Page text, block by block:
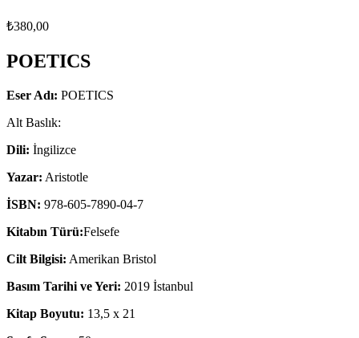
₺380,00
POETICS
Eser Adı: POETICS
Alt Baslık:
Dili: İngilizce
Yazar: Aristotle
İSBN: 978-605-7890-04-7
Kitabın Türü:Felsefe
Cilt Bilgisi: Amerikan Bristol
Basım Tarihi ve Yeri: 2019 İstanbul
Kitap Boyutu: 13,5 x 21